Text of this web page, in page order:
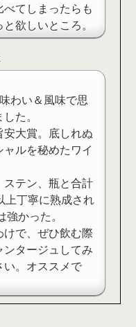
べてしまったらも
欲しいところ。
わい＆風味で思
た。
安大賞。底しれぬ
ャルを秘めたワイ
ステン、瓶と合計
上丁寧に熟成され
強かった。
けで、ぜひ飲む際
ンタージュしてみ
い。オススメで